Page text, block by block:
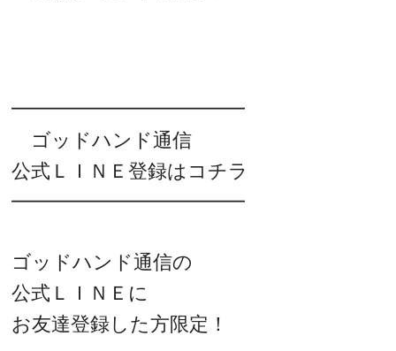
━━━━━━━━━━━━
ゴッドハンド通信
公式ＬＩＮＥ登録はコチラ
━━━━━━━━━━━━
ゴッドハンド通信の
公式ＬＩＮＥに
お友達登録した方限定！